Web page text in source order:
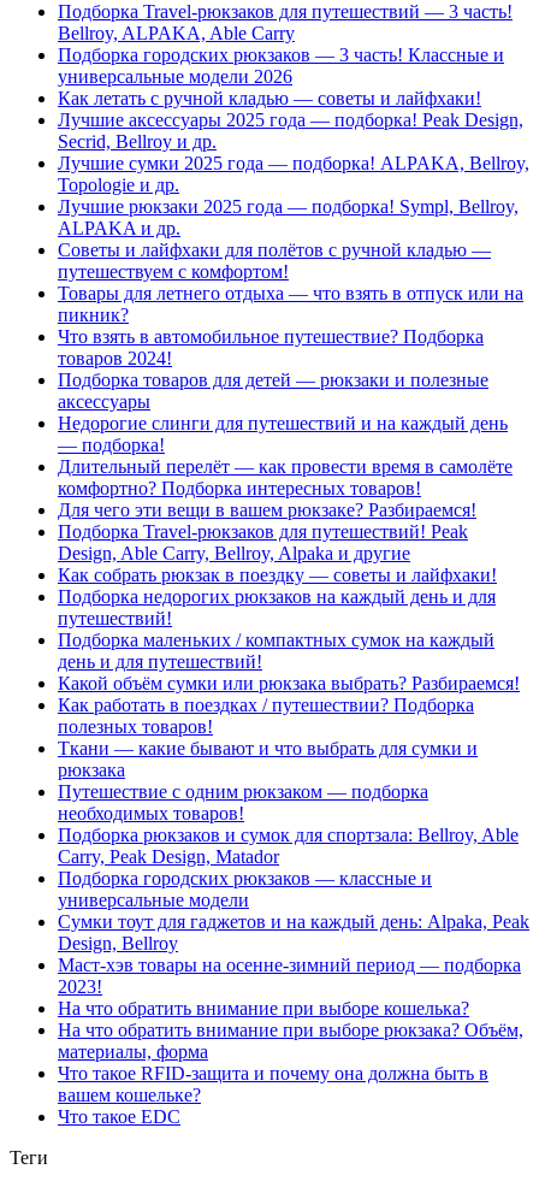
Подборка Travel-рюкзаков для путешествий — 3 часть!
Bellroy, ALPAKA, Able Carry
Подборка городских рюкзаков — 3 часть! Классные и
универсальные модели 2026
Как летать с ручной кладью — советы и лайфхаки!
Лучшие аксессуары 2025 года — подборка! Peak Design,
Secrid, Bellroy и др.
Лучшие сумки 2025 года — подборка! ALPAKA, Bellroy,
Topologie и др.
Лучшие рюкзаки 2025 года — подборка! Sympl, Bellroy,
ALPAKA и др.
Советы и лайфхаки для полётов с ручной кладью —
путешествуем с комфортом!
Товары для летнего отдыха — что взять в отпуск или на
пикник?
Что взять в автомобильное путешествие? Подборка
товаров 2024!
Подборка товаров для детей — рюкзаки и полезные
аксессуары
Недорогие слинги для путешествий и на каждый день
— подборка!
Длительный перелёт — как провести время в самолёте
комфортно? Подборка интересных товаров!
Для чего эти вещи в вашем рюкзаке? Разбираемся!
Подборка Travel-рюкзаков для путешествий! Peak
Design, Able Carry, Bellroy, Alpaka и другие
Как собрать рюкзак в поездку — советы и лайфхаки!
Подборка недорогих рюкзаков на каждый день и для
путешествий!
Подборка маленьких / компактных сумок на каждый
день и для путешествий!
Какой объём сумки или рюкзака выбрать? Разбираемся!
Как работать в поездках / путешествии? Подборка
полезных товаров!
Ткани — какие бывают и что выбрать для сумки и
рюкзака
Путешествие с одним рюкзаком — подборка
необходимых товаров!
Подборка рюкзаков и сумок для спортзала: Bellroy, Able
Carry, Peak Design, Matador
Подборка городских рюкзаков — классные и
универсальные модели
Сумки тоут для гаджетов и на каждый день: Alpaka, Peak
Design, Bellroy
Маст-хэв товары на осенне-зимний период — подборка
2023!
На что обратить внимание при выборе кошелька?
На что обратить внимание при выборе рюкзака? Объём,
материалы, форма
Что такое RFID-защита и почему она должна быть в
вашем кошельке?
Что такое EDC
Теги